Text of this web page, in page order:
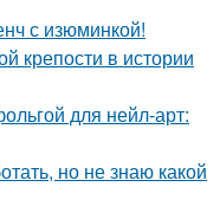
с изюминкой!
крепости в истории
для нейл-арт:
но не знаю какой